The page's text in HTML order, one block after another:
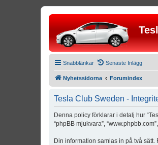
Snabblänkar Senaste Inlägg
Nyhetssidorna Forumindex
Tesla Club Sweden -
Denna policy förklarar i detalj hur
“phpBB mjukvara”,
Din information samlas in på två